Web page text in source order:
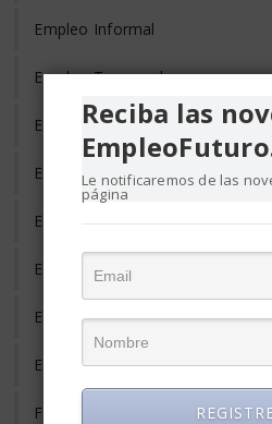
Empleo Informal
Empleo Temporal
Emprendedores
Entrevista de Trabajo
Equilibrio Vida y Trabajo
Estrés Laboral
Evaluación del Desempeño
Eventos y Conferencias de
Formación y Adiestramiento
Reciba las
Le notificaremos de las
página